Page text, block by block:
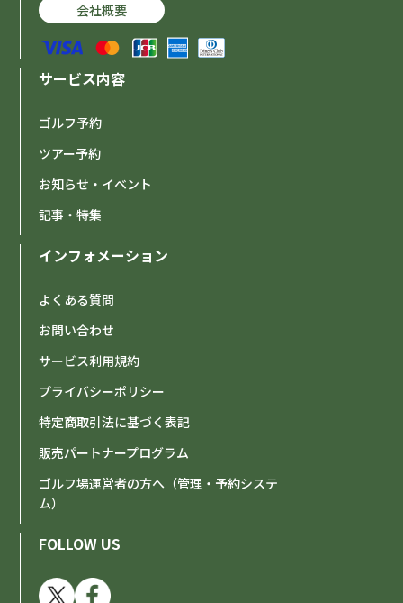
会社概要
サービス内容
ゴルフ予約
ツアー予約
お知らせ・イベント
記事・特集
インフォメーション
よくある質問
お問い合わせ
サービス利用規約
プライバシーポリシー
特定商取引法に基づく表記
販売パートナープログラム
ゴルフ場運営者の方へ（管理・予約システ
ム）
FOLLOW US